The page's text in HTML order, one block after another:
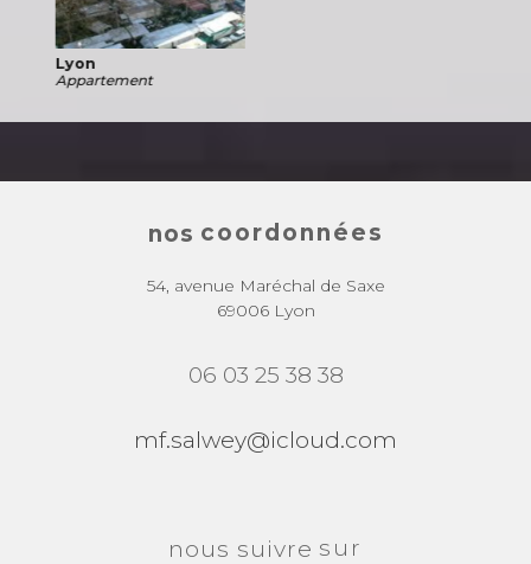
nos coordonnées
54, avenue Maréchal de Saxe
69006 Lyon
06 03 25 38 38
mf.salwey@icloud.com
nous suivre sur